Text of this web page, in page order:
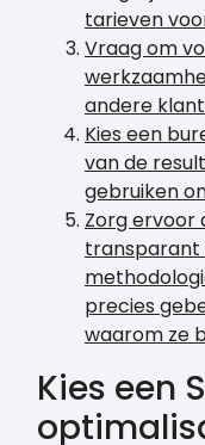
tarieven
Vraag om
andere
Kies een
van de
gebruiken
Zorg ervoor
transparant
precies
waarom ze
Kies een